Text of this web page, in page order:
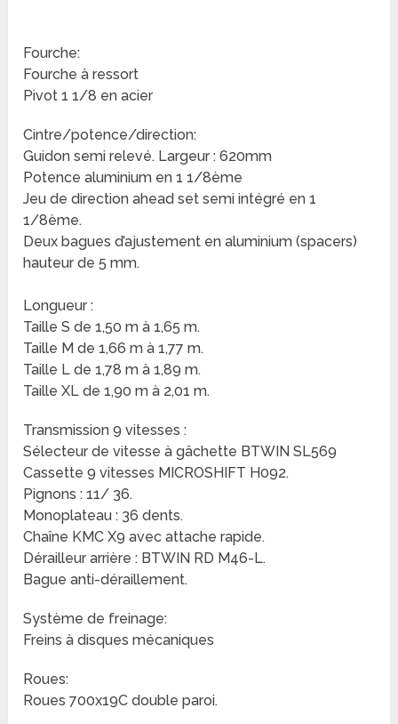
Fourche:
Fourche à ressort
Pivot 1 1/8 en acier
Cintre/potence/direction:
Guidon semi relevé. Largeur : 620mm
Potence aluminium en 1 1/8ème
Jeu de direction ahead set semi intégré en 1
1/8ème.
Deux bagues d’ajustement en aluminium (spacers)
hauteur de 5 mm.
Longueur :
Taille S de 1,50 m à 1,65 m.
Taille M de 1,66 m à 1,77 m.
Taille L de 1,78 m à 1,89 m.
Taille XL de 1,90 m à 2,01 m.
Transmission 9 vitesses :
Sélecteur de vitesse à gâchette BTWIN SL569
Cassette 9 vitesses MICROSHIFT H092.
Pignons : 11/ 36.
Monoplateau : 36 dents.
Chaîne KMC X9 avec attache rapide.
Dérailleur arrière : BTWIN RD M46-L.
Bague anti-déraillement.
Système de freinage:
Freins à disques mécaniques
Roues:
Roues 700x19C double paroi.